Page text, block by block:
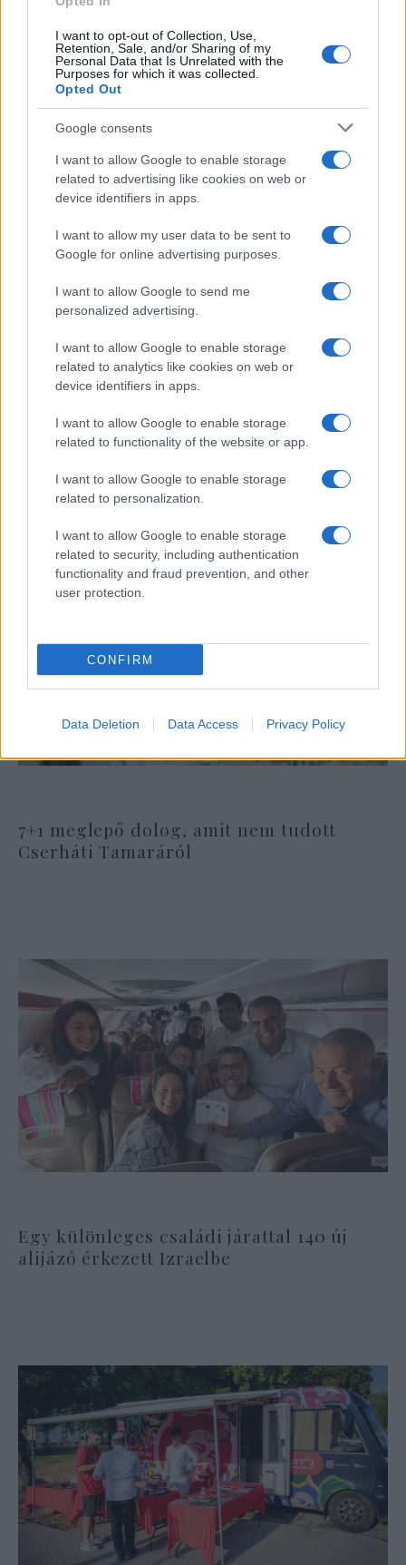
I want to opt-out of Collection, Use,
Retention, Sale, and/or Sharing of my
Personal Data that Is Unrelated with the
Purposes for which it was collected.
Opted Out
Google consents
I want to allow Google to enable storage
related to advertising like cookies on web or
device identifiers in apps.
I want to allow my user data to be sent to
Google for online advertising purposes.
I want to allow Google to send me
personalized advertising.
I want to allow Google to enable storage
related to analytics like cookies on web or
device identifiers in apps.
I want to allow Google to enable storage
related to functionality of the website or app.
I want to allow Google to enable storage
related to personalization.
I want to allow Google to enable storage
related to security, including authentication
functionality and fraud prevention, and other
user protection.
CONFIRM
Data Deletion Data Access Privacy Policy
soha nem látott nyomásról, kormányzati
megfigyelésről, kihallgatásokról és a
letartóztatás állandó félelméről beszélnek.
A folyamatos elnyomás ellenére a közösség
vezetői csendben dolgoznak a háttérben a
fennmaradó fogva tartottak szabadon
bocsátásán, miközben megpróbálják
helyreállítani a normális élet látszatát.
Irán – Az ókori Perzsiától a sah
hatalomra jutásáig 1. rész
letartóztatták az iráni zsidó közösség
vezetőit
7+1 meglepő dolog, amit nem tudott
Cserháti Tamaráról
Egy különleges családi járattal 140 új
alijázó érkezett Izraelbe